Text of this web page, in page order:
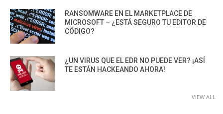
RANSOMWARE EN EL MARKETPLACE DE
MICROSOFT – ¿ESTÁ SEGURO TU EDITOR DE
CÓDIGO?
¿UN VIRUS QUE EL EDR NO PUEDE VER? ¡ASÍ
TE ESTÁN HACKEANDO AHORA!
VIEW ALL